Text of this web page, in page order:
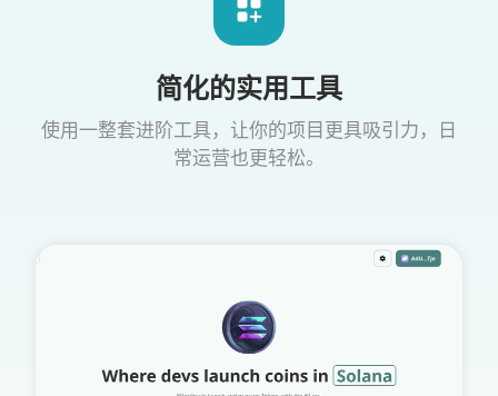
简化的实用工具
使用一整套进阶工具，让你的项目更具吸引力，日
常运营也更轻松。